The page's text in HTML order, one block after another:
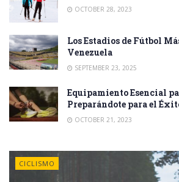
OCTOBER 28, 2023
Los Estadios de Fútbol
Venezuela
SEPTEMBER 23, 2025
Equipamiento Esencial
Preparándote para el
OCTOBER 21, 2023
CICLISMO